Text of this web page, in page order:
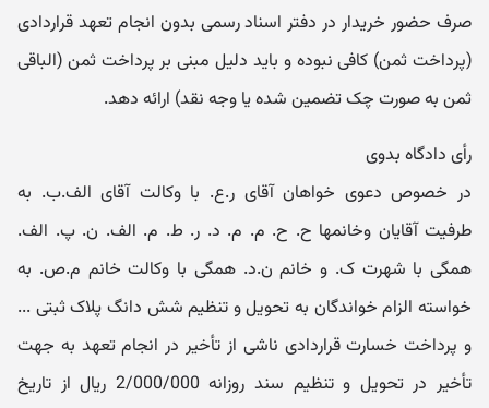
صرف حضور خریدار در دفتر اسناد رسمی بدون انجام تعهد قراردادی
(پرداخت ثمن) کافی نبوده و باید دلیل مبنی بر پرداخت ثمن (الباقی
ثمن به صورت چک تضمین شده یا وجه نقد) ارائه دهد.
رأی دادگاه بدوی
در خصوص دعوی خواهان آقای ر.ع. با وکالت آقای الف.ب. به
‬طرفیت آقایان وخانم‬ها ح. ح. م. م. د. ر. ط. م. الف. ن. پ. الف.
همگی با شهرت ک. و خانم ن.د. همگی با وکالت خانم م.ص. به
خواسته الزام خواندگان به تحویل و تنظیم شش دانگ پلاک ثبتی ...
و پرداخت خسارت قراردادی ناشی از تأخیر در انجام تعهد به جهت
تأخیر در تحویل و تنظیم سند روزانه 2/000/000 ریال از تاریخ